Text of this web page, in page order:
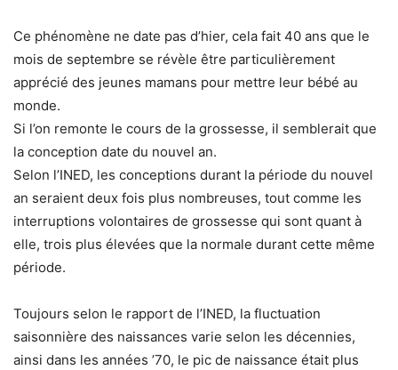
Ce phénomène ne date pas d’hier, cela fait 40 ans que le
mois de septembre se révèle être particulièrement
apprécié des jeunes mamans pour mettre leur bébé au
monde.
Si l’on remonte le cours de la grossesse, il semblerait que
la conception date du nouvel an.
Selon l’INED, les conceptions durant la période du nouvel
an seraient deux fois plus nombreuses, tout comme les
interruptions volontaires de grossesse qui sont quant à
elle, trois plus élevées que la normale durant cette même
période.
Toujours selon le rapport de l’INED, la fluctuation
saisonnière des naissances varie selon les décennies,
ainsi dans les années ’70, le pic de naissance était plus